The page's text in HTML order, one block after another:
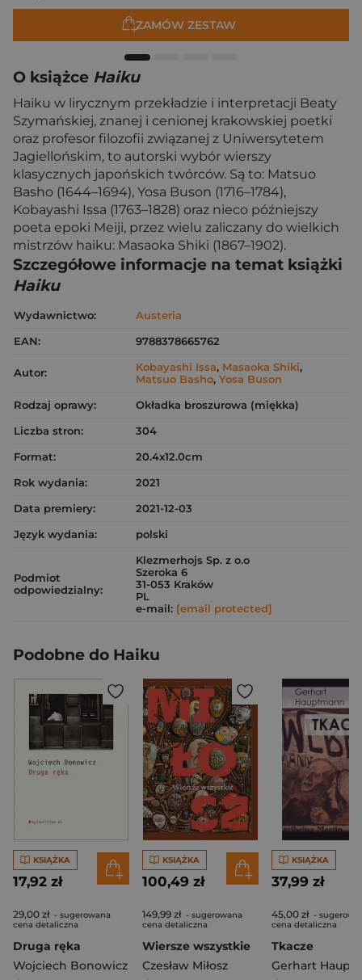
ZAMÓW ZESTAW
O książce Haiku
Haiku w lirycznym przekładzie i interpretacji Beaty
Szymańskiej, znanej i cenionej krakowskiej poetki
oraz profesor filozofii związanej z Uniwersytetem
Jagiellońskim, to autorski wybór wierszy
klasycznych japońskich twórców. Są to: Matsuo
Basho (1644–1694), Yosa Buson (1716–1784),
Kobayashi Issa (1763–1828) oraz nieco późniejszy
poeta epoki Meiji, przez wielu zaliczany do wielkich
mistrzów haiku: Masaoka Shiki (1867–1902).
Szczegółowe informacje na temat książki
Haiku
Wydawnictwo:
Austeria
EAN:
9788378665762
Autor: Kobayashi Issa, Masaoka Shiki,
Matsuo Basho, Yosa Buson
Rodzaj oprawy:
Okładka broszurowa (miękka)
Liczba stron:
304
Format:
20.4x12.0cm
Rok wydania:
2021
Data premiery:
2021-12-03
Język wydania:
polski
Podmiot
odpowiedzialny:
Klezmerhojs Sp. z o.o
Szeroka 6
31-053 Kraków
PL
e-mail: [email protected]
Podobne do Haiku
KSIĄŻKA
17,92 zł
29,00 zł - sugerowana
cena detaliczna
Druga ręka
Wojciech Bonowicz
KSIĄŻKA
100,49 zł
149,99 zł - sugerowana
cena detaliczna
Wiersze wszystkie
Czesław Miłosz
KSIĄŻKA
37,99 zł
45,00 zł -
cena detaliczna
Tkacze